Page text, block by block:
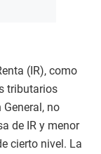
(IR), como
tributarios
General, no
de IR y menor
cierto nivel. La